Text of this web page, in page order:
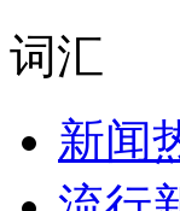
词汇
新闻